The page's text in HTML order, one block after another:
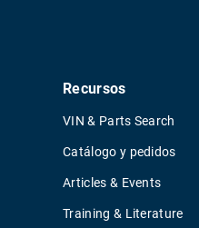
Recursos
VIN & Parts Search
Catálogo y pedidos
Articles & Events
Training & Literature